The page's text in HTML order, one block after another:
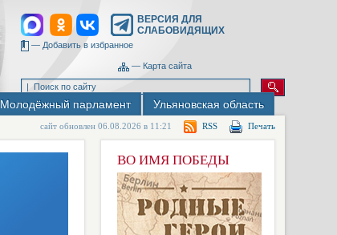
ВЕРСИЯ ДЛЯ
СЛАБОВИДЯЩИХ
— Добавить в избранное
— Карта сайта
Молодёжный парламент Ульяновская область
сайт обновлен 06.08.2026 в 11:21 RSS Печать
ВО ИМЯ ПОБЕДЫ